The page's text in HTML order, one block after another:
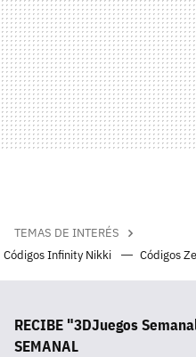
TEMAS DE INTERÉS
Códigos Infinity Nikki
Códigos
RECIBE "3DJuegos
SEMANAL